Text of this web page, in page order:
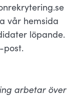
vår hemsida
löpande.
post.
arbetar över